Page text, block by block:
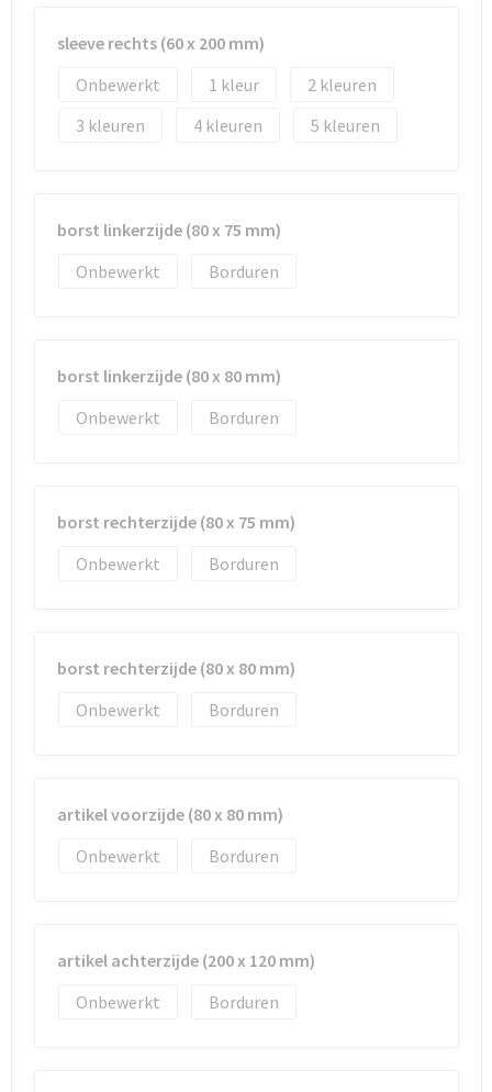
sleeve rechts (60 x 200 mm)
Onbewerkt
1
2
3
4 5
borst linkerzijde (80 x 75 mm)
Onbewerkt
Borduren
borst linkerzijde (80 x 80 mm)
Onbewerkt
Borduren
borst rechterzijde (80 x 75 mm)
Onbewerkt
Borduren
borst rechterzijde (80 x 80 mm)
Onbewerkt
Borduren
artikel voorzijde (80 x 80 mm)
Onbewerkt
Borduren
artikel achterzijde (200 x 120 mm)
Onbewerkt
Borduren